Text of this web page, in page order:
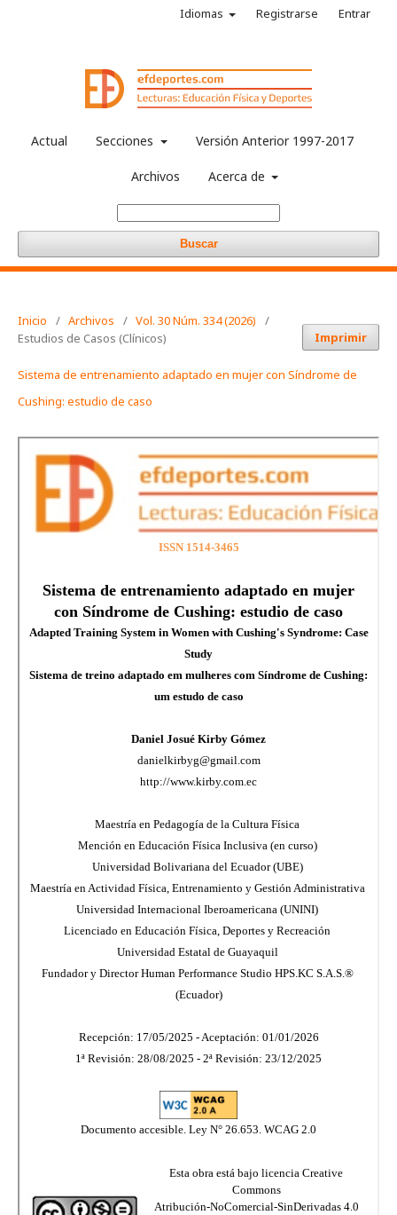
Actual Secciones Versión Anterior 1997-2017
Archivos Acerca de
Buscar
Idiomas Registrarse Entrar
Inicio / Archivos / Vol. 30 Núm. 334 (2026)
/
Estudios de Casos (Clínicos)
Imprimir
Sistema de entrenamiento adaptado en mujer con Síndrome de
Cushing: estudio de caso